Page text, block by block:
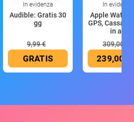
In evidenza
Audible: Gratis 30
gg
9,99 €
GRATIS
In evidenza
Apple Watch
GPS, Cassa
in all
309,00 €
239,00 €